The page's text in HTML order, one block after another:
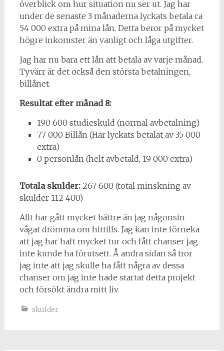
överblick om hur situation nu ser ut. Jag har
under de senaste 3 månaderna lyckats betala ca
54 000 extra på mina lån. Detta beror på mycket
högre inkomster än vanligt och låga utgifter.
Jag har nu bara ett lån att betala av varje månad.
Tyvärr är det också den största betalningen,
billånet.
Resultat efter månad 8:
190 600 studieskuld (normal avbetalning)
77 000 Billån (Har lyckats betalat av 35 000
extra)
0 personlån (helt avbetald, 19 000 extra)
Totala skulder:267 600 (total minskning av
skulder 112 400)
Allt har gått mycket bättre än jag någonsin
vågat drömma om hittills. Jag kan inte förneka
att jag har haft mycket tur och fått chanser jag
inte kunde ha förutsett. Å andra sidan så tror
jag inte att jag skulle ha fått några av dessa
chanser om jag inte hade startat detta projekt
och försökt ändra mitt liv.
skulder